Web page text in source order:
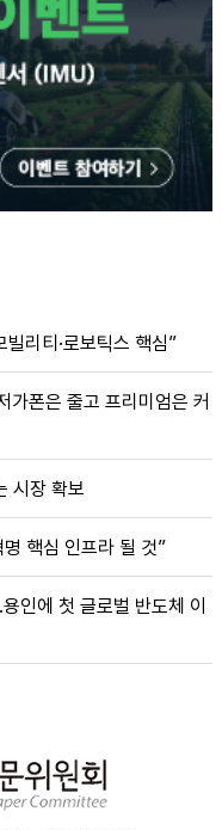
리티·로보틱스 핵심”
가폰은 줄고 프리미엄은 커
시장 확보
핵심 인프라 될 것”
인에 첫 글로벌 반도체 이